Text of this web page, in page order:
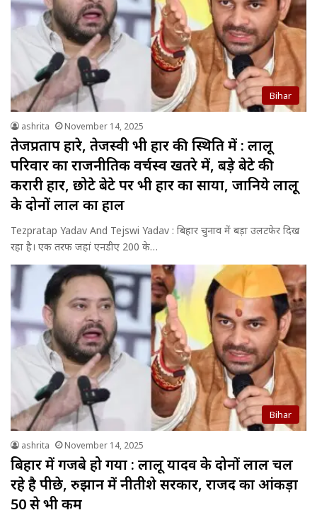
Bihar
ashrita November 14, 2025
तेजप्रताप हारे, तेजस्वी भी हार की स्थिति में : लालू
परिवार का राजनीतिक वर्चस्व खतरे में, बड़े बेटे की
करारी हार, छोटे बेटे पर भी हार का साया, जानिये लालू
के दोनों लाल का हाल
Tezpratap Yadav And Tejswi Yadav : बिहार चुनाव में बड़ा उलटफेर दिख
रहा है। एक तरफ जहां एनडीए 200 के…
Bihar
ashrita November 14, 2025
बिहार में गजबे हो गया : लालू यादव के दोनों लाल चल
रहे है पीछे, रुझान में नीतीशे सरकार, राजद का आंकड़ा
50 से भी कम